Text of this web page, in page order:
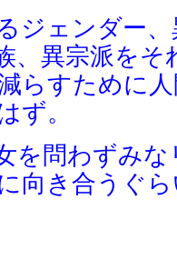
ジェンダー
、異宗派を
らすために
ず。
を問わずみ
向き合うぐ